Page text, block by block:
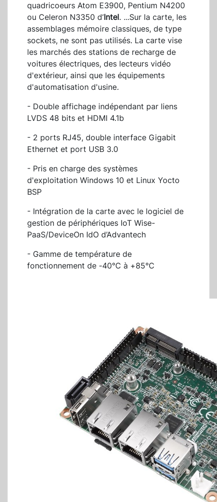
quadricoeurs Atom E3900, Pentium N4200
ou Celeron N3350 d’Intel. ...Sur la carte, les
assemblages mémoire classiques, de type
sockets, ne sont pas utilisés. La carte vise
les marchés des stations de recharge de
voitures électriques, des lecteurs vidéo
d'extérieur, ainsi que les équipements
d'automatisation d'usine.
- Double affichage indépendant par liens
LVDS 48 bits et HDMI 4.1b
- 2 ports RJ45, double interface Gigabit
Ethernet et port USB 3.0
- Pris en charge des systèmes
d'exploitation Windows 10 et Linux Yocto
BSP
- Intégration de la carte avec le logiciel de
gestion de périphériques IoT Wise-
PaaS/DeviceOn IdO d’Advantech
- Gamme de température de
fonctionnement de -40°C à +85°C